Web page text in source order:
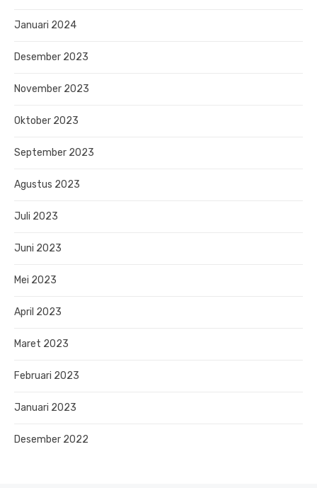
Januari 2024
Desember 2023
November 2023
Oktober 2023
September 2023
Agustus 2023
Juli 2023
Juni 2023
Mei 2023
April 2023
Maret 2023
Februari 2023
Januari 2023
Desember 2022